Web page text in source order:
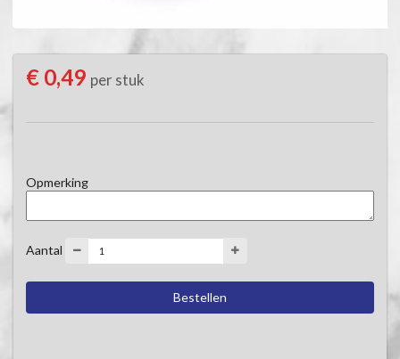
€ 0,49 per stuk
Opmerking
Aantal